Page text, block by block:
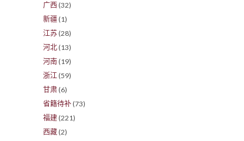
广西 (32)
新疆 (1)
江苏 (28)
河北 (13)
河南 (19)
浙江 (59)
甘肃 (6)
省籍待补 (73)
福建 (221)
西藏 (2)